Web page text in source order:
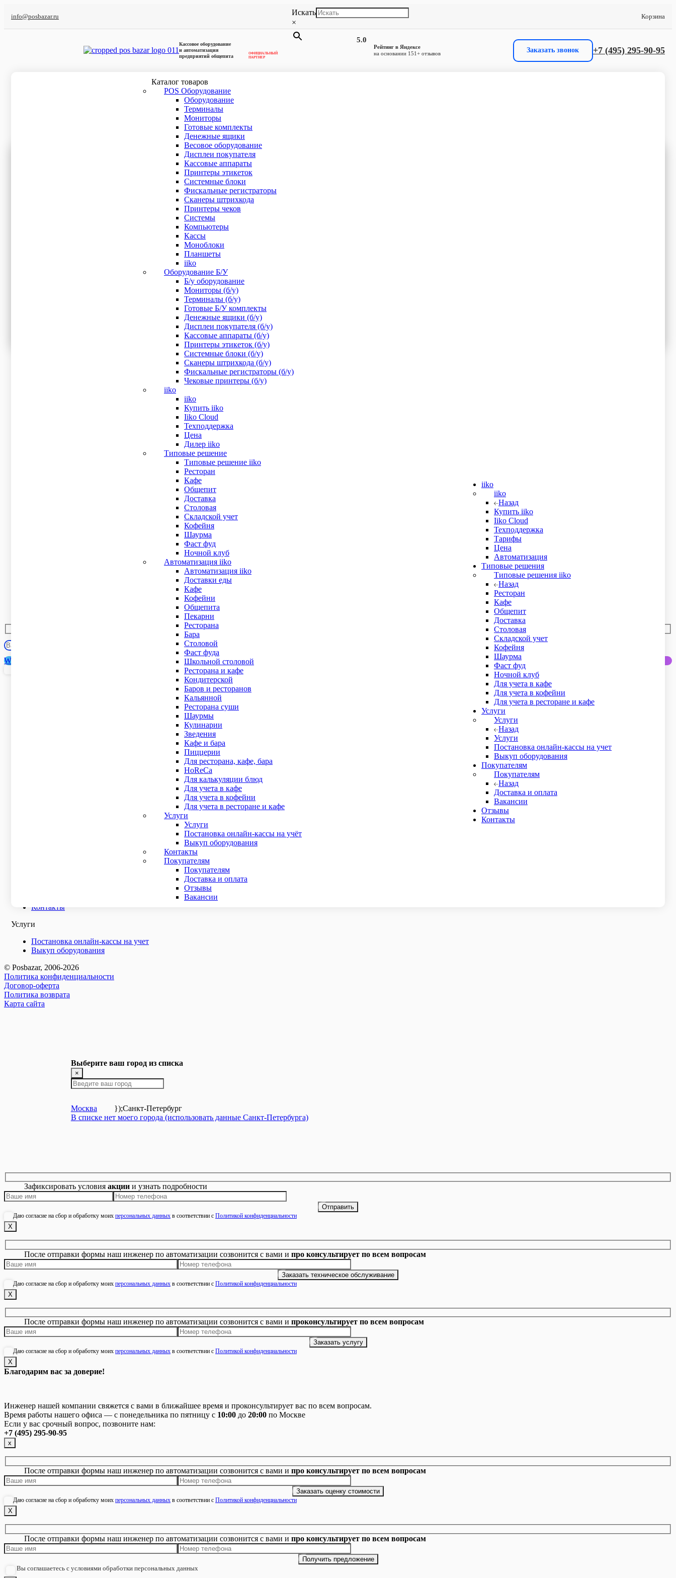
info@posbazar.ru
Искать
×
Корзина
Кассовое оборудование
и автоматизация
предприятий общепита
ОФИЦИАЛЬНЫЙ
ПАРТНЕР
5.0
Рейтинг в Яндексе
на основании 151+ отзывов
Заказать звонок +7 (495) 295-90-95
Каталог товаров
POS Оборудование
Оборудование
Терминалы
Мониторы
Готовые комплекты
Денежные ящики
Весовое оборудование
Дисплеи покупателя
Кассовые аппараты
Принтеры этикеток
Системные блоки
Фискальные регистраторы
Сканеры штрихкода
Принтеры чеков
Cистемы
Компьютеры
Кассы
Моноблоки
Планшеты
iiko
Оборудование Б/У
Б/у оборудование
Мониторы (б/у)
Терминалы (б/у)
Готовые Б/У комплекты
Денежные ящики (б/у)
Дисплеи покупателя (б/у)
Кассовые аппараты (б/у)
Принтеры этикеток (б/у)
Системные блоки (б/у)
Сканеры штрихкода (б/у)
Фискальные регистраторы (б/у)
Чековые принтеры (б/у)
iiko
iiko
Купить iiko
Iiko Cloud
Техподдержка
Цена
Дилер iiko
Типовые решение
Типовые решение iiko
Ресторан
Кафе
Общепит
Доставка
Столовая
Складской учет
Кофейня
Шаурма
Фаст фуд
Ночной клуб
Автоматизация iiko
Автоматизация iiko
Доставки еды
Кафе
Кофейни
Общепита
Пекарни
Ресторана
Бара
Столовой
Фаст фуда
Школьной столовой
Ресторана и кафе
Кондитерской
Баров и ресторанов
Кальянной
Ресторана суши
Шаурмы
Кулинарии
Зведения
Кафе и бара
Пиццерии
Для ресторана, кафе, бара
HoReCa
Для калькуляции блюд
Для учета в кафе
Для учета в кофейни
Для учета в ресторане и кафе
Услуги
Услуги
Постановка онлайн-кассы на учёт
Выкуп оборудования
Контакты
Покупателям
Покупателям
Доставка и оплата
Отзывы
Вакансии
iiko
iiko
Назад
Купить iiko
Iiko Cloud
Техподдержка
Тарифы
Цена
Автоматизация
Типовые решения
Типовые решения iiko
Назад
Ресторан
Кафе
Общепит
Доставка
Столовая
Складской учет
Кофейня
Шаурма
Фаст фуд
Ночной клуб
Для учета в кафе
Для учета в кофейни
Для учета в ресторане и кафе
Услуги
Услуги
Назад
Услуги
Постановка онлайн-кассы на учет
Выкуп оборудования
Покупателям
Покупателям
Назад
Доставка и оплата
Вакансии
Отзывы
Контакты
Термопринтер чеков PayTor TRP8004, USB/RS-232/Ethernet
Чековый принтер PayTor TRP8004 обладает расширенным функционалом и открывает новые возможн...
Не нашли ответа на свой вопрос?
Задайте его лично по телефону или в WhatsApp
WhatsApp
в соответствии сПолитикой конфиденциальности
Контакты
Услуги
Постановка онлайн-кассы на учет
Выкуп оборудования
© Posbazar, 2006-2026
Политика конфиденциальности
Договор-оферта
Политика возврата
Карта сайта
Выберите ваш город из списка
×
Москва });Санкт-Петербург
В списке нет моего города (использовать данные Санкт-Петербурга)
Зафиксировать условия акции и узнать подробности
Даю согласие на сбор и обработку моих персональных данных в соответствии с Политикой конфиденциальности
Х
После отправки формы наш инженер по автоматизации созвонится с вами и про консультирует по всем вопросам
Даю согласие на сбор и обработку моих персональных данных в соответствии с Политикой конфиденциальности
Х
После отправки формы наш инженер по автоматизации созвонится с вами и проконсультирует по всем вопросам
Даю согласие на сбор и обработку моих персональных данных в соответствии с Политикой конфиденциальности
Х
Благодарим вас за доверие!
Инженер нашей компании свяжется с вами в ближайшее время и проконсультирует вас по всем вопросам.
Время работы нашего офиса — с понедельника по пятницу с 10:00 до 20:00 по Москве
Если у вас срочный вопрос, позвоните нам:
+7 (495) 295-90-95
х
После отправки формы наш инженер по автоматизации созвонится с вами и про консультирует по всем вопросам
Даю согласие на сбор и обработку моих персональных данных в соответствии с Политикой конфиденциальности
Х
После отправки формы наш инженер по автоматизации созвонится с вами и про консультирует по всем вопросам
Вы соглашаетесь с условиями обработки персональных данных